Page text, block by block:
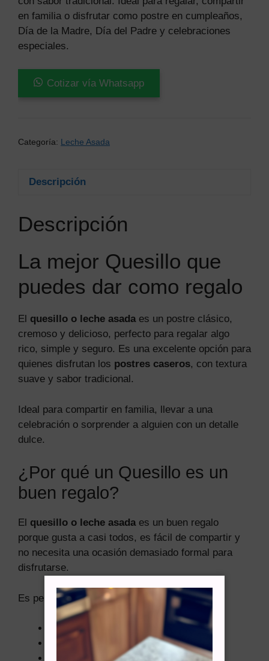
en familia o disfrutar como postre en cumpleaños,
Día de la Madre, Día del Padre y celebraciones
especiales.
Quesillo
Cotizar vía Whatsapp
Categoría: Leche Asada
Descripción
Descripción
La mejor Quesillo que
puedes dar como regalo
El quesillo o leche asadaes un postre clásico,
cremoso y delicioso, perfecto para regalar algo
rico, simple y seguro. Es una excelente opción para
quienes disfrutan los postres caseros, con textura
suave y sabor tradicional.
Ideal para compartir en familia, llevar a una
celebración o sorprender a alguien con un detalle
dulce.
¿Por qué un Quesillo es un
buen regalo?
El quesillo o leche asadaes un buen regalo
porque gusta a casi todos, es fácil de compartir y
no necesita una ocasión demasiado formal para
disfrutarse.
Es perfecto si buscas un postre:
Tradicional y casero.
Suave, cremoso y rico.
Ideal para compartir.